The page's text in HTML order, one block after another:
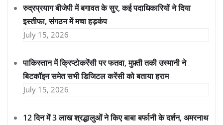
रुद्रप्रयाग बीजेपी में बगावत के सुर, कई पदाधिकारियों ने दिया
इस्तीफा, संगठन में मचा हड़कंप
July 15, 2026
पाकिस्तान में क्रिप्टोकरेंसी पर फतवा, मुफ़्ती तकी उस्मानी ने
बिटकॉइन समेत सभी डिजिटल करेंसी को बताया हराम
July 15, 2026
12 दिन में 3 लाख श्रद्धालुओं ने किए बाबा बर्फानी के दर्शन, अमरनाथ